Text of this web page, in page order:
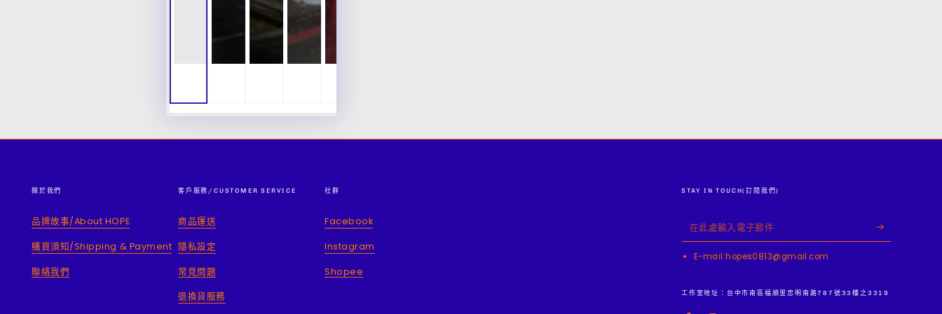
關於我們
品牌故事/About HOPE
購買須知/Shipping & Payment
聯絡我們
客戶服務/CUSTOMER SERVICE
商品運送
隱私設定
常見問題
退換貨服務
社群
Facebook
Instagram
Shopee
STAY IN TOUCH(訂閱我們)
在
此
輸
E-mail:hopes0813@gmail.com
工作室地址：台中市南區福順里忠明南路787號33樓之3319